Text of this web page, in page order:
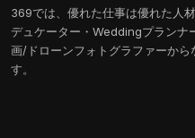
369では、優れた仕事は優れた人
デュケーター・Weddingプランナ
画/ドローンフォトグラファーから
す。